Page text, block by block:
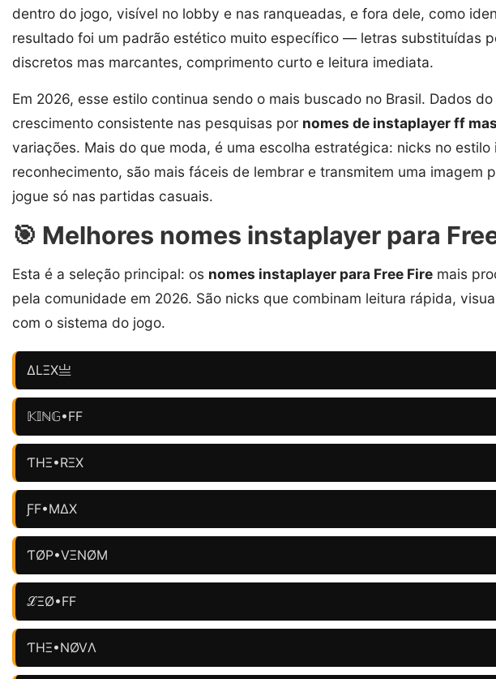
dentro do jogo, visível no lobby e nas ranqueadas, e fora dele, como
resultado foi um padrão estético muito específico — letras substituídas
discretos mas marcantes, comprimento curto e leitura imediata.
Em 2026, esse estilo continua sendo o mais buscado no Brasil. Dados
crescimento consistente nas pesquisas por nomes de instaplayer ff
variações. Mais do que moda, é uma escolha estratégica: nicks no
reconhecimento, são mais fáceis de lembrar e transmitem uma imagem
jogue só nas partidas casuais.
🎯 Melhores nomes instaplayer para
Esta é a seleção principal: os nomes instaplayer para Free Fire mais
pela comunidade em 2026. São nicks que combinam leitura rápida,
com o sistema do jogo.
ΔLΞX亗
𝕂𝕀ℕ𝔾•FF
ƬHΞ•RΞX
ƑF•MΔX
ƬØP•VΞNØM
ℒΞØ•FF
ƬHΞ•NØVΛ